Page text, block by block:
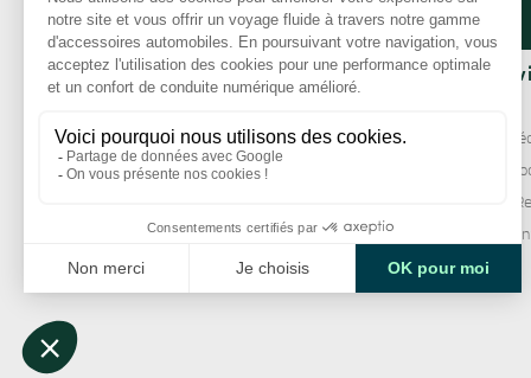
La Boutique
Comment commander ?
Mentions légales
Nos
Paiement
Garantie
Échange /
Services